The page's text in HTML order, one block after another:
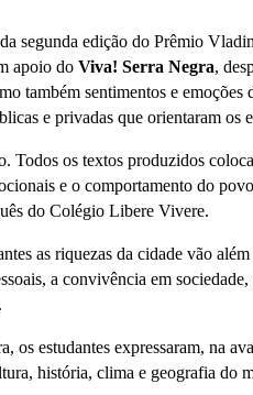
segunda edição do Prêmio
apoio do Viva! Serra Negra,
também sentimentos e
e privadas que orientaram os
Todos os textos produzidos
e o comportamento do
do Colégio Libere Vivere.
as riquezas da cidade vão
a convivência em
os estudantes expressaram, na
história, clima e geografia do